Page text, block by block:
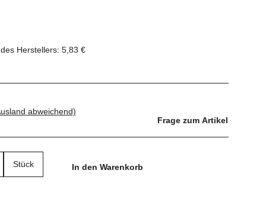
Herstellers: 5,83 €
abweichend)
Frage zum Artikel
Stück In den Warenkorb